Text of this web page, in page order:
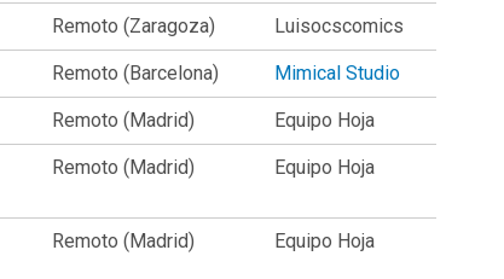
Remoto (Zaragoza) Luisocscomics
Remoto (Barcelona) Mimical Studio
Remoto (Madrid) Equipo Hoja
Remoto (Madrid) Equipo Hoja
Remoto (Madrid) Equipo Hoja